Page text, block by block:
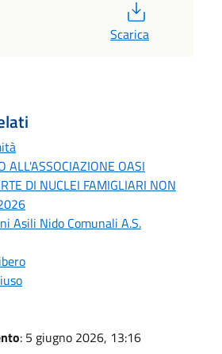
Scarica
ALL'ASSOCIAZIONE OASI
DI NUCLEI FAMIGLIARI NON
Asili Nido Comunali A.S.
: 5 giugno 2026, 13:16